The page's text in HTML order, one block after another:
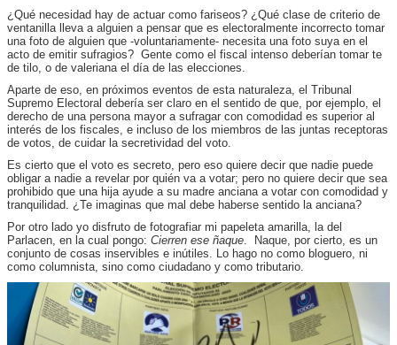
¿Qué necesidad hay de actuar como fariseos? ¿Qué clase de criterio de
ventanilla lleva a alguien a pensar que es electoralmente incorrecto tomar
una foto de alguien que -voluntariamente- necesita una foto suya en el
acto de emitir sufragios? Gente como el fiscal intenso deberían tomar te
de tilo, o de valeriana el día de las elecciones.
Aparte de eso, en próximos eventos de esta naturaleza, el Tribunal
Supremo Electoral debería ser claro en el sentido de que, por ejemplo, el
derecho de una persona mayor a sufragar con comodidad es superior al
interés de los fiscales, e incluso de los miembros de las juntas receptoras
de votos, de cuidar la secretividad del voto.
Es cierto que el voto es secreto, pero eso quiere decir que nadie puede
obligar a nadie a revelar por quién va a votar; pero no quiere decir que sea
prohibido que una hija ayude a su madre anciana a votar con comodidad y
tranquilidad. ¿Te imaginas que mal debe haberse sentido la anciana?
Por otro lado yo disfruto de fotografiar mi papeleta amarilla, la del
Parlacen, en la cual pongo: Cierren ese ñaque. Naque, por cierto, es un
conjunto de cosas inservibles e inútiles. Lo hago no como bloguero, ni
como columnista, sino como ciudadano y como tributario.